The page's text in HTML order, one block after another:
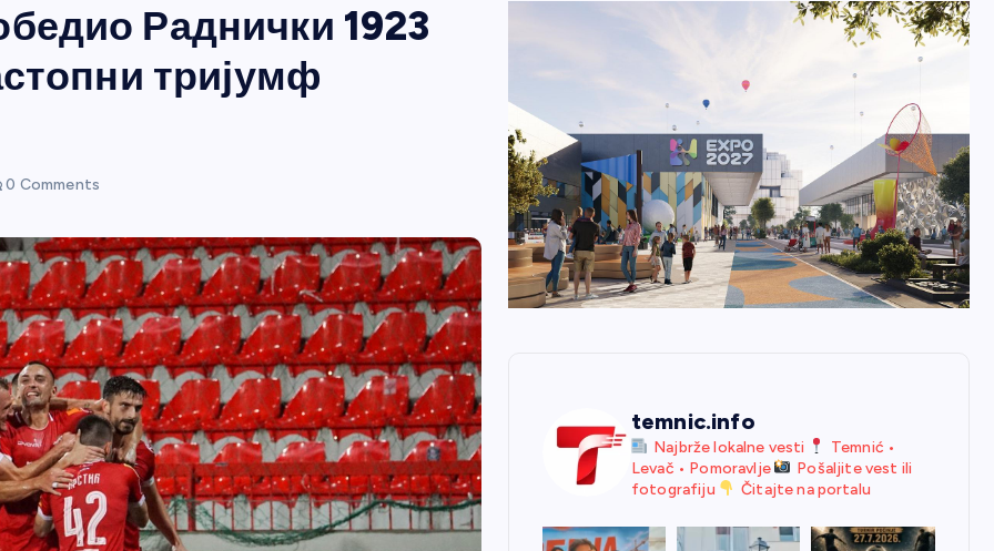
Раднички 1923
тријумф
0 Comments
temnic.info
Najbrže lokalne vesti
Temnić •
Levač • Pomoravlje
Pošaljite vest ili
fotografiju
Čitajte na portalu